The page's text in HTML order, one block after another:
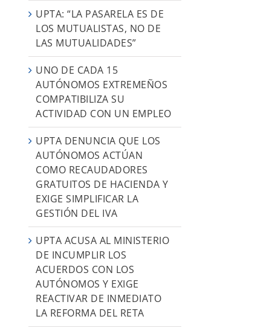
UPTA: “LA PASARELA ES DE
LOS MUTUALISTAS, NO DE
LAS MUTUALIDADES”
UNO DE CADA 15
AUTÓNOMOS EXTREMEÑOS
COMPATIBILIZA SU
ACTIVIDAD CON UN EMPLEO
UPTA DENUNCIA QUE LOS
AUTÓNOMOS ACTÚAN
COMO RECAUDADORES
GRATUITOS DE HACIENDA Y
EXIGE SIMPLIFICAR LA
GESTIÓN DEL IVA
UPTA ACUSA AL MINISTERIO
DE INCUMPLIR LOS
ACUERDOS CON LOS
AUTÓNOMOS Y EXIGE
REACTIVAR DE INMEDIATO
LA REFORMA DEL RETA